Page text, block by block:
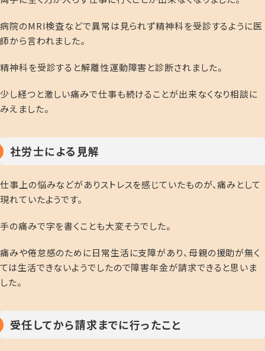
病院のMRI検査などで異常は見られず精神科を受診するように医
師から言われました。
精神科を受診すると解離性運動障害と診断されました。
少し経つと激しい痛みで仕事も続けることが出来なくなり相談に
みえました。
社労士による見解
仕事上の悩みなどがありストレスを感じていたものが、痛みとして
現れていたようです。
手の痛みで字を書くことも大変そうでした。
痛みや倦怠感のために日常生活に支障があり、母親の援助が無く
ては生活できないようでしたので障害年金が請求できると思いま
した。
受任してから請求までに行ったこと